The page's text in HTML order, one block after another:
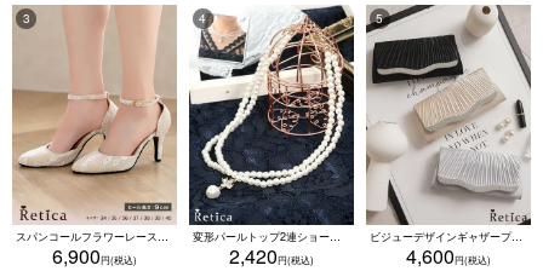
スパンコールフラワーレースアンクルストラップハイヒールセパレートパンプス (ベージュ)
6,900
変形パールトップ2連ショートパールネックレス(ホワイト)
2,420
ビジューデザインギャザープリーツ入り2wayバッグ(ベージュ/シルバー/ブラック)
4,600